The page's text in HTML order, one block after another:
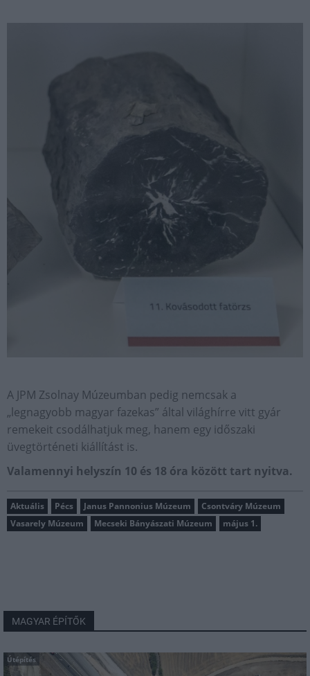
A JPM Zsolnay Múzeumban pedig nemcsak a
„legnagyobb magyar fazekas” által világhírre vitt gyár
remekeit csodálhatjuk meg, hanem egy időszaki
üvegtörténeti kiállítást is.
Valamennyi helyszín 10 és 18 óra között tart nyitva.
Aktuális Pécs Janus Pannonius Múzeum
Csontváry Múzeum
Vasarely Múzeum
Mecseki Bányászati Múzeum május 1.
MAGYAR ÉPÍTŐK
Útépítés